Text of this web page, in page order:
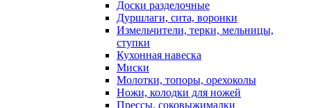
Доски разделочные
Дуршлаги, сита, воронки
Измельчители, терки, мельницы,
ступки
Кухонная навеска
Миски
Молотки, топоры, орехоколы
Ножи, колодки для ножей
Прессы, соковыжималки